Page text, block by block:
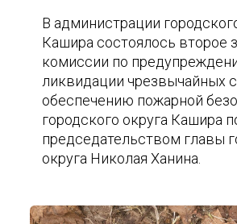
В администрации
Кашира состоялось второе
комиссии по
ликвидации чрезвычайных
обеспечению пожарной
городского округа Кашира
председательством главы
округа Николая Ханина.